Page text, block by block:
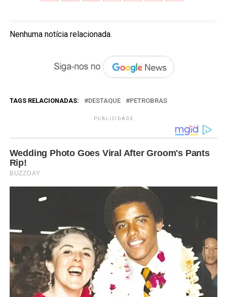
Nenhuma notícia relacionada.
TAGS RELACIONADAS: DESTAQUE PETROBRAS
PUBLICIDADE